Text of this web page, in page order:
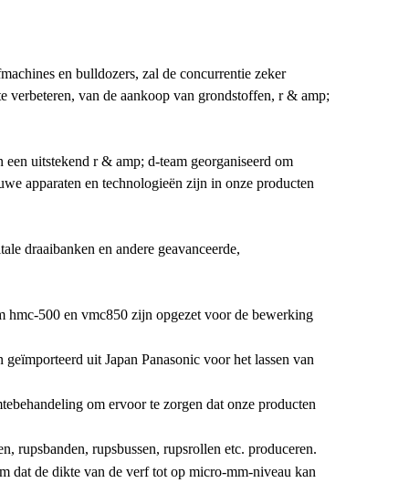
en bulldozers, zal de concurrentie zeker
verbeteren, van de aankoop van grondstoffen, r & amp;
uitstekend r & amp; d-team georganiseerd om
apparaten en technologieën zijn in onze producten
draaibanken en andere geavanceerde,
hmc-500 en vmc850 zijn opgezet voor de bewerking
uit Japan Panasonic voor het lassen van
om ervoor te zorgen dat onze producten
rupsbanden, rupsbussen, rupsrollen etc. produceren.
dat de dikte van de verf tot op micro-mm-niveau kan